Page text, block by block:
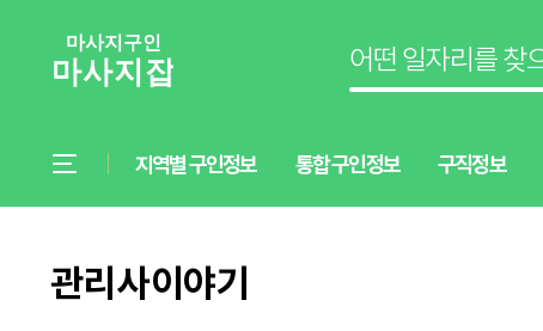
지역별 구인정보 통합 구인정보 구직정보
관리사이야기